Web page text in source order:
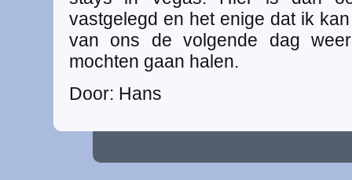
vastgelegd en het enige dat ik
van ons de volgende dag
mochten gaan halen.
Door: Hans